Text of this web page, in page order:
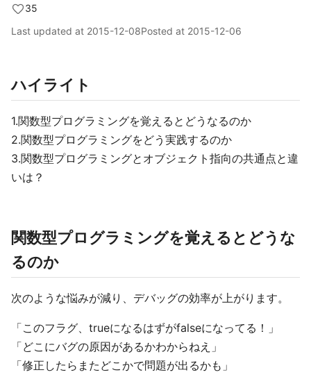
35
Last updated at 2015-12-08Posted at 2015-12-06
ハイライト
1.関数型プログラミングを覚えるとどうなるのか
2.関数型プログラミングをどう実践するのか
3.関数型プログラミングとオブジェクト指向の共通点と違
いは？
関数型プログラミングを覚えるとどうな
るのか
次のような悩みが減り、デバッグの効率が上がります。
「このフラグ、trueになるはずがfalseになってる！」
「どこにバグの原因があるかわからねえ」
「修正したらまたどこかで問題が出るかも」